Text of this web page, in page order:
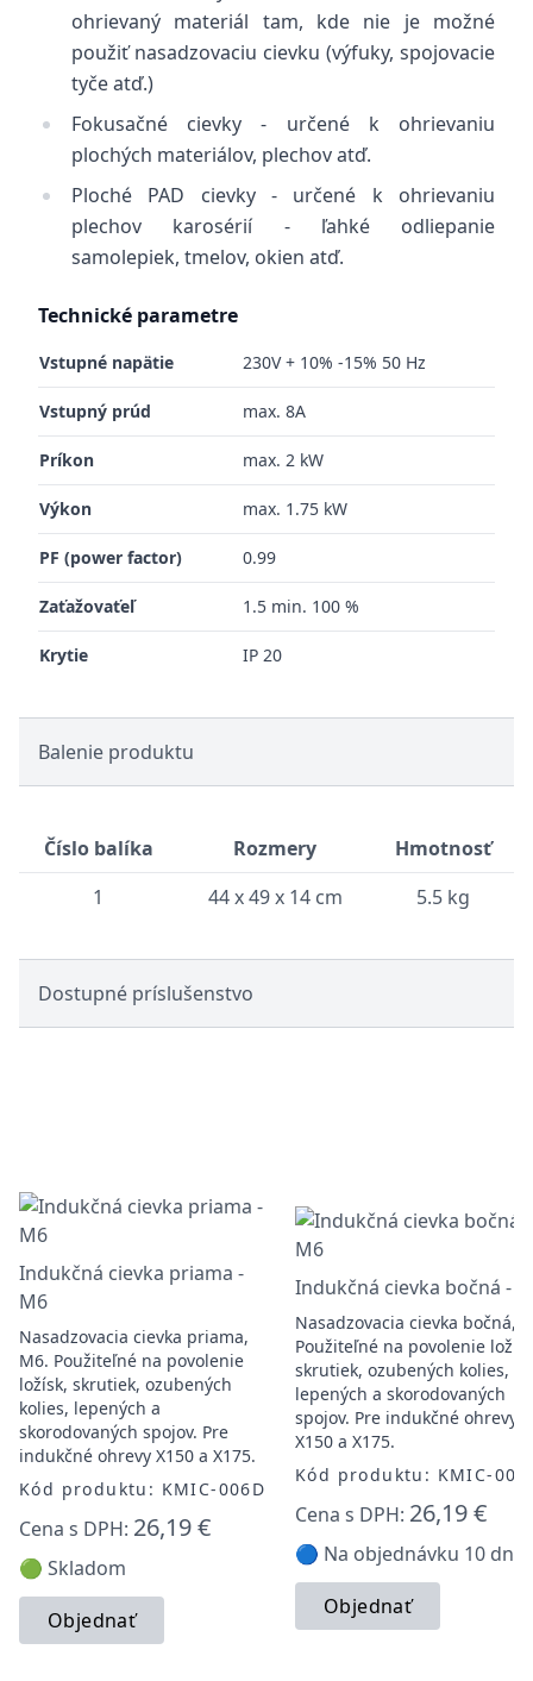
ohrievaný materiál tam, kde nie je možné
použiť nasadzovaciu cievku (výfuky, spojovacie
tyče atď.)
Fokusačné cievky - určené k ohrievaniu
plochých materiálov, plechov atď.
Ploché PAD cievky - určené k ohrievaniu
plechov karosérií - ľahké odliepanie
samolepiek, tmelov, okien atď.
Technické parametre
Vstupné napätie 230V + 10% -15% 50 Hz
Vstupný prúd max. 8A
Príkon max. 2 kW
Výkon max. 1.75 kW
PF (power factor) 0.99
Zaťažovaťeľ 1.5 min. 100 %
Krytie IP 20
Balenie produktu
Číslo balíka Rozmery
Hmotnosť
1
44 x 49 x 14 cm 5.5 kg
Dostupné príslušenstvo
Indukčná cievka priama -
M6
Nasadzovacia cievka priama,
M6. Použiteľné na povolenie
ložísk, skrutiek, ozubených
kolies, lepených a
skorodovaných spojov. Pre
indukčné ohrevy X150 a X175.
Kód produktu: KMIC-006D
Cena s DPH: 26,19 €
🟢 Skladom
Objednať
Indukčná cievka bočná -
Nasadzovacia cievka bočná,
Použiteľné na povolenie
skrutiek, ozubených kolies,
lepených a skorodovaných
spojov. Pre indukčné ohrevy
X150 a X175.
Kód produktu: KMIC-
Cena s DPH: 26,19 €
🔵 Na objednávku 10 dní
Objednať